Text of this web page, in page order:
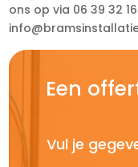
ons op via 06 39 32
Een
Vul je